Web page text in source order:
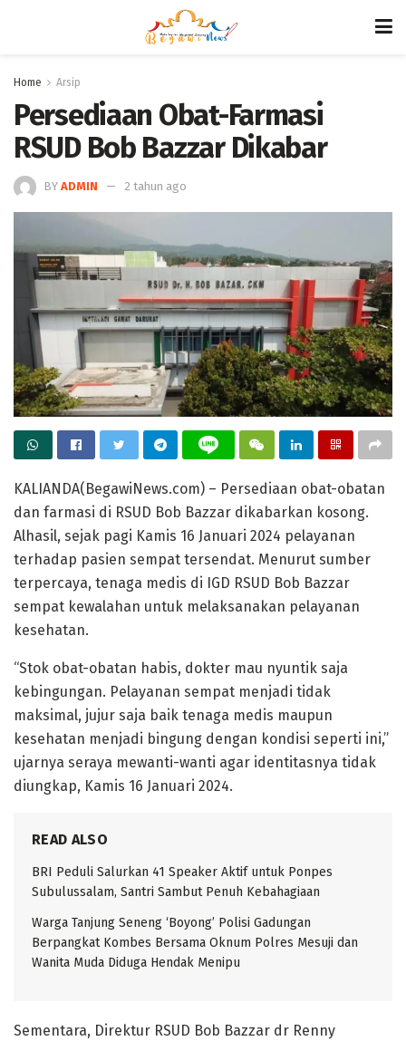
Home Arsip
Persediaan Obat-Farmasi
RSUD Bob Bazzar Dikabar
BY ADMIN 2 tahun ago
KALIANDA(BegawiNews.com) – Persediaan obat-obatan
dan farmasi di RSUD Bob Bazzar dikabarkan kosong.
Alhasil, sejak pagi Kamis 16 Januari 2024 pelayanan
terhadap pasien sempat tersendat. Menurut sumber
terpercaya, tenaga medis di IGD RSUD Bob Bazzar
sempat kewalahan untuk melaksanakan pelayanan
kesehatan.
“Stok obat-obatan habis, dokter mau nyuntik saja
kebingungan. Pelayanan sempat menjadi tidak
maksimal, jujur saja baik tenaga medis maupun
kesehatan menjadi bingung dengan kondisi seperti ini,”
ujarnya seraya mewanti-wanti agar identitasnya tidak
diungkap, Kamis 16 Januari 2024.
READ ALSO
BRI Peduli Salurkan 41 Speaker Aktif untuk Ponpes
Subulussalam, Santri Sambut Penuh Kebahagiaan
Warga Tanjung Seneng ‘Boyong’ Polisi Gadungan
Berpangkat Kombes Bersama Oknum Polres Mesuji dan
Wanita Muda Diduga Hendak Menipu
Sementara, Direktur RSUD Bob Bazzar dr Renny